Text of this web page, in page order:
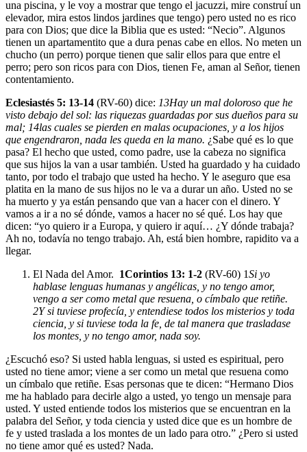
una piscina, y le voy a mostrar que tengo el jacuzzi, mire construí un
elevador, mira estos lindos jardines que tengo) pero usted no es rico
para con Dios; que dice la Biblia que es usted: “Necio”. Algunos
tienen un apartamentito que a dura penas cabe en ellos. No meten un
chucho (un perro) porque tienen que salir ellos para que entre el
perro; pero son ricos para con Dios, tienen Fe, aman al Señor, tienen
contentamiento.
Eclesiastés 5: 13-14 (RV-60) dice: 13Hay un mal doloroso que he
visto debajo del sol: las riquezas guardadas por sus dueños para su
mal; 14las cuales se pierden en malas ocupaciones, y a los hijos
que engendraron, nada les queda en la mano. ¿Sabe qué es lo que
pasa? El hecho que usted, como padre, use la cabeza no significa
que sus hijos la van a usar también. Usted ha guardado y ha cuidado
tanto, por todo el trabajo que usted ha hecho. Y le aseguro que esa
platita en la mano de sus hijos no le va a durar un año. Usted no se
ha muerto y ya están pensando que van a hacer con el dinero. Y
vamos a ir a no sé dónde, vamos a hacer no sé qué. Los hay que
dicen: “yo quiero ir a Europa, y quiero ir aquí… ¿Y dónde trabaja?
Ah no, todavía no tengo trabajo. Ah, está bien hombre, rapidito va a
llegar.
El Nada del Amor. 1Corintios 13: 1-2 (RV-60) 1Si yo
hablase lenguas humanas y angélicas, y no tengo amor,
vengo a ser como metal que resuena, o címbalo que retiñe.
2Y si tuviese profecía, y entendiese todos los misterios y toda
ciencia, y si tuviese toda la fe, de tal manera que trasladase
los montes, y no tengo amor, nada soy.
¿Escuchó eso? Si usted habla lenguas, si usted es espiritual, pero
usted no tiene amor; viene a ser como un metal que resuena como
un címbalo que retiñe. Esas personas que te dicen: “Hermano Dios
me ha hablado para decirle algo a usted, yo tengo un mensaje para
usted. Y usted entiende todos los misterios que se encuentran en la
palabra del Señor, y toda ciencia y usted dice que es un hombre de
fe y usted traslada a los montes de un lado para otro.” ¿Pero si usted
no tiene amor qué es usted? Nada.